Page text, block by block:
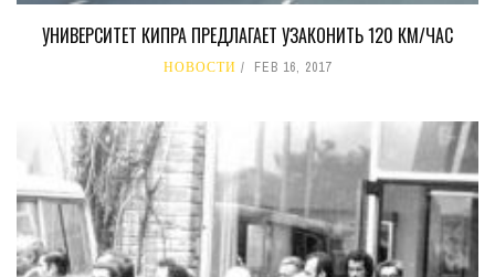
УНИВЕРСИТЕТ КИПРА ПРЕДЛАГАЕТ УЗАКОНИТЬ 120 КМ/ЧАС
НОВОСТИ FEB 16, 2017